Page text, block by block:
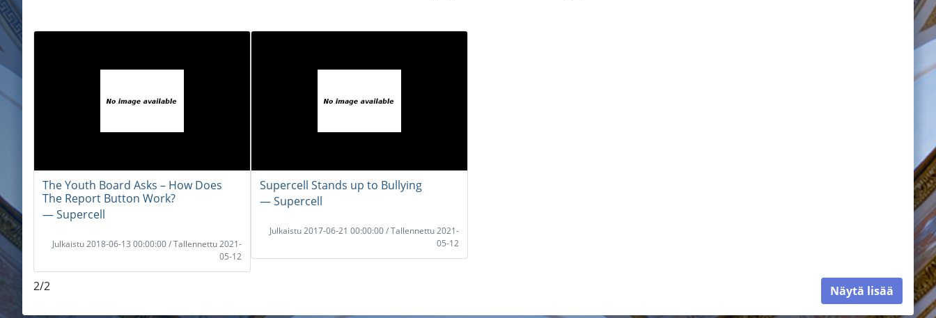
The Youth Board Asks – How Does
The Report Button Work?
― Supercell
Julkaistu 2018-06-13 00:00:00 / Tallennettu 2021-
05-12
Supercell Stands up to Bullying
― Supercell
Julkaistu 2017-06-21 00:00:00 / Tallennettu 2021-
05-12
2/2 Näytä lisää